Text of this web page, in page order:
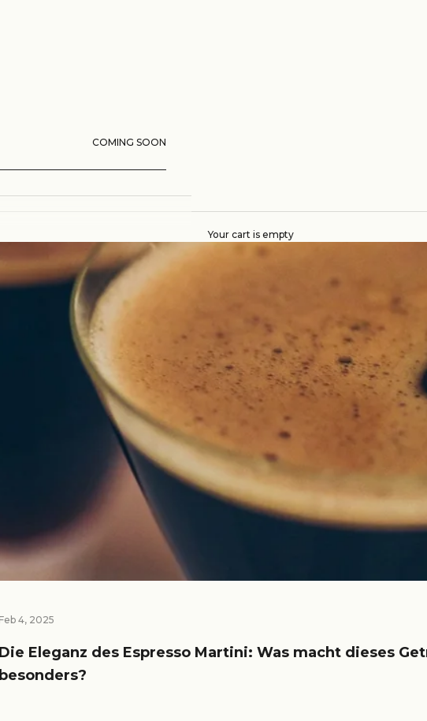
COMING SOON
Your cart is empty
Feb 4, 2025
Die Eleganz des Espresso Martini: Was macht dieses
besonders?